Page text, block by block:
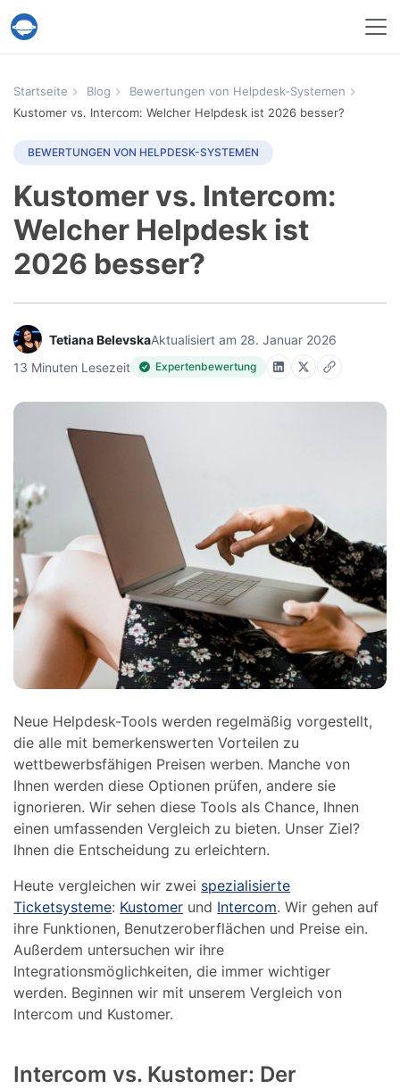
Help Desk Migration
Startseite Blog
Bewertungen von Helpdesk-Systemen
Kustomer vs. Intercom: Welcher Helpdesk ist 2026 besser?
BEWERTUNGEN VON HELPDESK-SYSTEMEN
Kustomer vs. Intercom:
Welcher Helpdesk ist
2026 besser?
Tetiana BelevskaAktualisiert am 28. Januar 2026
13 Minuten Lesezeit
Expertenbewertung
Neue Helpdesk-Tools werden regelmäßig vorgestellt,
die alle mit bemerkenswerten Vorteilen zu
wettbewerbsfähigen Preisen werben. Manche von
Ihnen werden diese Optionen prüfen, andere sie
ignorieren. Wir sehen diese Tools als Chance, Ihnen
einen umfassenden Vergleich zu bieten. Unser Ziel?
Ihnen die Entscheidung zu erleichtern.
Heute vergleichen wir zwei spezialisierte
Ticketsysteme: Kustomer und Intercom. Wir gehen auf
ihre Funktionen, Benutzeroberflächen und Preise ein.
Außerdem untersuchen wir ihre
Integrationsmöglichkeiten, die immer wichtiger
werden. Beginnen wir mit unserem Vergleich von
Intercom und Kustomer.
Intercom vs. Kustomer: Der